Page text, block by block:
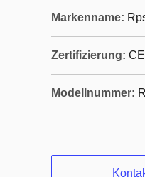
Markenname:
Zertifizierung: CE
Modellnummer: